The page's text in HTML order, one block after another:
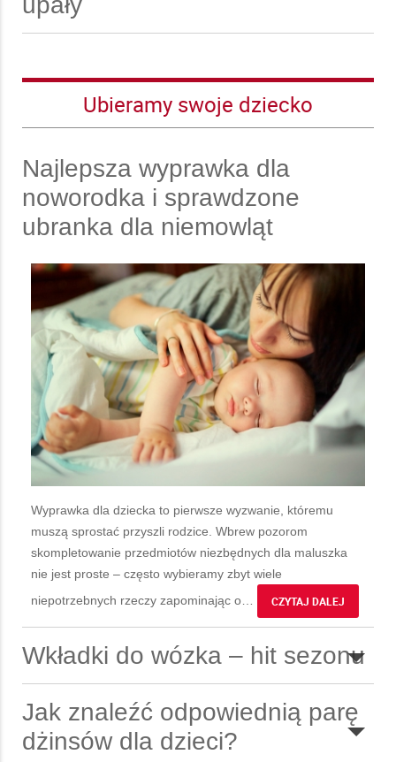
CZYTAJ DALEJ
CZYTAJ DALEJ
CZYTAJ DALEJ
CZYTAJ DALEJ
Ubieramy swoje dziecko
Najlepsza wyprawka dla
noworodka i sprawdzone
ubranka dla niemowląt
Wyprawka dla dziecka to pierwsze wyzwanie, któremu
muszą sprostać przyszli rodzice. Wbrew pozorom
skompletowanie przedmiotów niezbędnych dla maluszka
nie jest proste – często wybieramy zbyt wiele
niepotrzebnych rzeczy zapominając o
CZYTAJ DALEJ
Wkładki do wózka – hit sezonu
Jak znaleźć odpowiednią parę
dżinsów dla dzieci?